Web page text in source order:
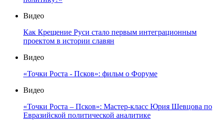
Видео
Как Крещение Руси стало первым интеграционным
проектом в истории славян
Видео
«Точки Роста - Псков»: фильм о Форуме
Видео
«Точки Роста – Псков»: Мастер-класс Юрия Шевцова по
Евразийской политической аналитике